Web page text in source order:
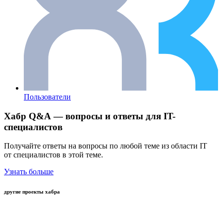
Пользователи
Хабр Q&A — вопросы и ответы для IT-
специалистов
Получайте ответы на вопросы по любой теме из области IT
от специалистов в этой теме.
Узнать больше
другие проекты хабра